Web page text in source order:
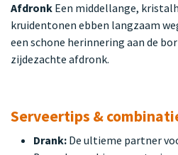
Afdronk Een middellange,
kruidentonen ebben langzaam
een schone herinnering aan de
zijdezachte afdronk.
Serveertips &
Drank: De ultieme partner